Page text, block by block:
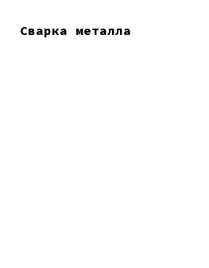
Сварка металла